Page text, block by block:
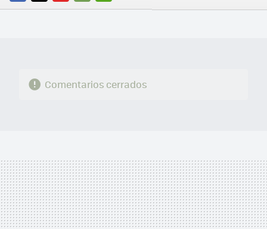
FACEBOOK
TWITTERFLIPBOARD
E-
WHATSAPP
Comentarios cerrados